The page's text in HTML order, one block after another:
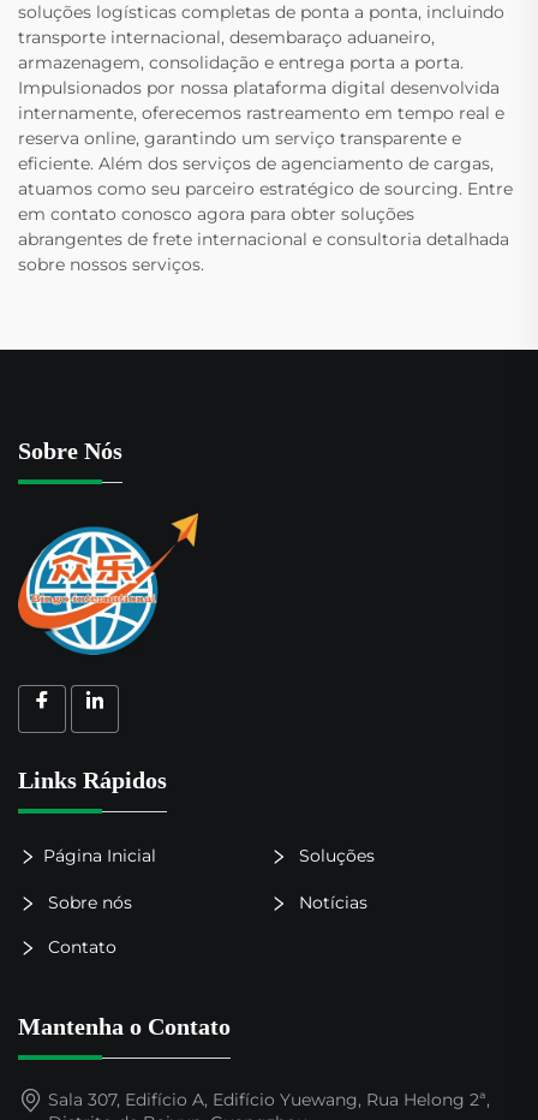
soluções logísticas completas de ponta a ponta, incluindo
transporte internacional, desembaraço aduaneiro,
armazenagem, consolidação e entrega porta a porta.
Impulsionados por nossa plataforma digital desenvolvida
internamente, oferecemos rastreamento em tempo real e
reserva online, garantindo um serviço transparente e
eficiente. Além dos serviços de agenciamento de cargas,
atuamos como seu parceiro estratégico de sourcing. Entre
em contato conosco agora para obter soluções
abrangentes de frete internacional e consultoria detalhada
sobre nossos serviços.
Sobre Nós
Links Rápidos
Página Inicial Soluções
Sobre nós Notícias
Contato
Mantenha o Contato
Sala 307, Edifício A, Edifício Yuewang, Rua Helong 2ª,